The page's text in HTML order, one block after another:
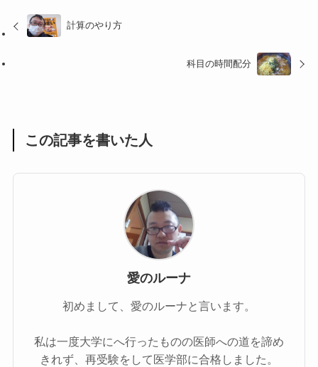
計算のやり方
科目の時間配分
この記事を書いた人
愛のルーナ
初めまして、愛のルーナと言います。
私は一度大学にへ行ったものの医師への道を諦め
きれず、再受験をして医学部に合格しました。